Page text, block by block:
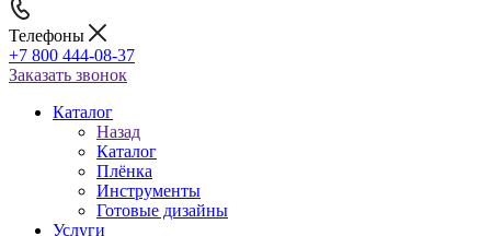
Телефоны
+7 800 444-08-37
Заказать звонок
Каталог
Назад
Каталог
Плёнка
Инструменты
Готовые дизайны
Услуги